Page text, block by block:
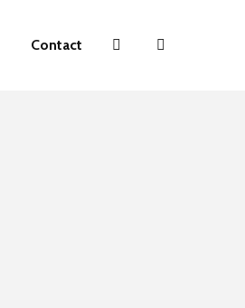
Contact